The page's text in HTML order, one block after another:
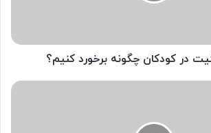
در کودکان چگونه برخورد کنیم؟